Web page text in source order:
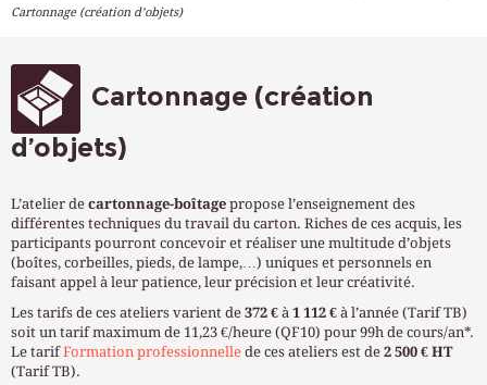
ATELIERS À L’ANNÉE
S’INSCRIRE
Cartonnage (création d’objets)
Cartonnage (création
d’objets)
L’atelier de cartonnage-boîtage propose l’enseignement des
différentes techniques du travail du carton. Riches de ces acquis, les
participants pourront concevoir et réaliser une multitude d’objets
(boîtes, corbeilles, pieds, de lampe,…) uniques et personnels en
faisant appel à leur patience, leur précision et leur créativité.
Les tarifs de ces ateliers varient de 372 € à 1 112 € à l’année (Tarif TB)
soit un tarif maximum de 11,23 €/heure (QF10) pour 99h de cours/an*.
Le tarifFormation professionnelle de ces ateliers est de 2 500 € HT
(Tarif TB).